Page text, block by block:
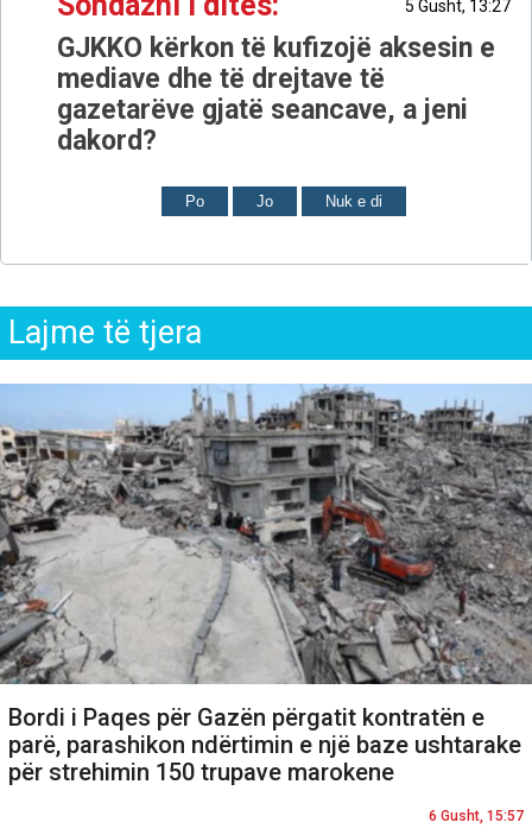
5 Gusht, 13:27
GJKKO kërkon të kufizojë aksesin e
mediave dhe të drejtave të
gazetarëve gjatë seancave, a jeni
dakord?
Po Jo Nuk e di
Lajme të tjera
Bordi i Paqes për Gazën përgatit kontratën e
parë, parashikon ndërtimin e një baze ushtarake
për strehimin 150 trupave marokene
6 Gusht, 15:57